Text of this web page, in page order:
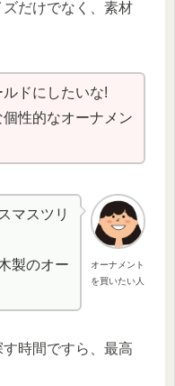
だけでなく、素材
ドにしたいな!
性的なオーナメン
オーナメント
を買いたい人
マスツリ
製のオー
時間ですら、最高